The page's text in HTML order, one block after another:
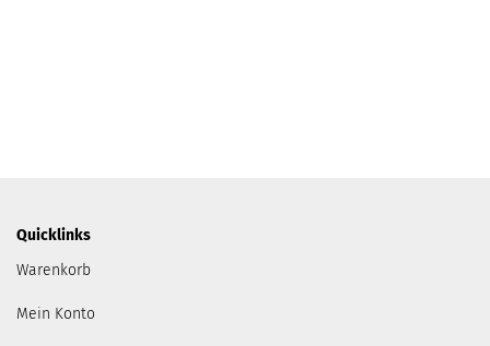
Quicklinks
Warenkorb
Mein Konto